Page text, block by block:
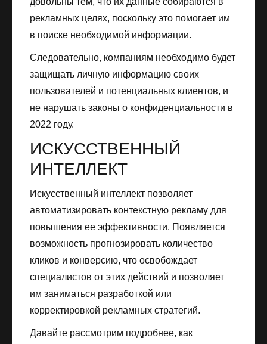
рекламных целях, поскольку это помогает им
в поиске необходимой информации.
Следовательно, компаниям необходимо будет
защищать личную информацию своих
пользователей и потенциальных клиентов, и
не нарушать законы о конфиденциальности в
2022 году.
ИСКУССТВЕННЫЙ
ИНТЕЛЛЕКТ
Искусственный интеллект позволяет
автоматизировать контекстную рекламу для
повышения ее эффективности. Появляется
возможность прогнозировать количество
кликов и конверсию, что освобождает
специалистов от этих действий и позволяет
им заниматься разработкой или
корректировкой рекламных стратегий.
Давайте рассмотрим подробнее, как